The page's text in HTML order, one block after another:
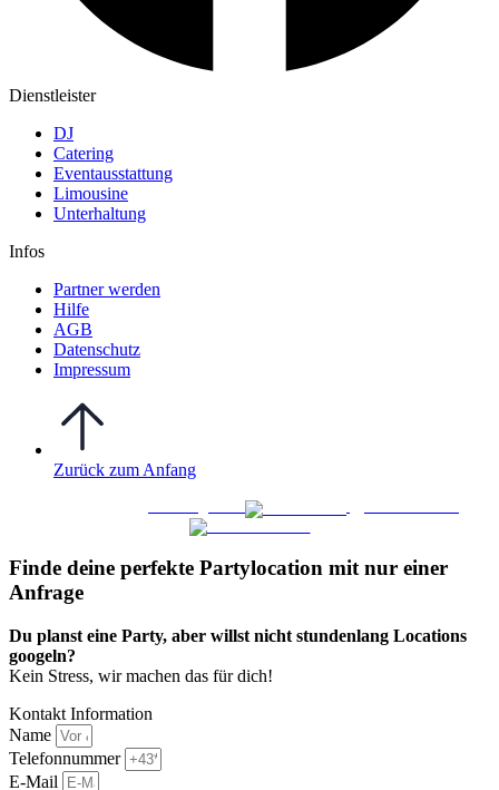
Dienstleister
DJ
Catering
Eventausstattung
Limousine
Unterhaltung
Infos
Partner werden
Hilfe
AGB
Datenschutz
Impressum
Zurück zum Anfang
Finde deine perfekte Partylocation mit nur einer
Anfrage​
Du planst eine Party, aber willst nicht stundenlang Locations
googeln?
Kein Stress, wir machen das für dich!
Kontakt Information
Name
Telefonnummer
E-Mail